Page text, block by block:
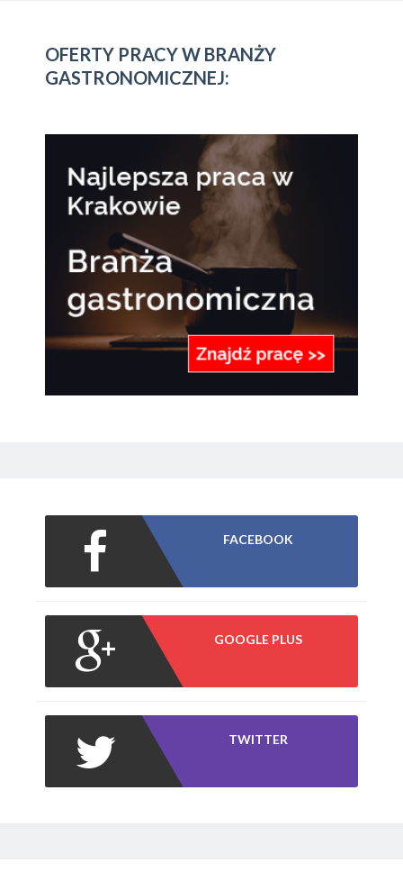
OFERTY PRACY W BRANŻY
GASTRONOMICZNEJ:
FACEBOOK
GOOGLE PLUS
TWITTER